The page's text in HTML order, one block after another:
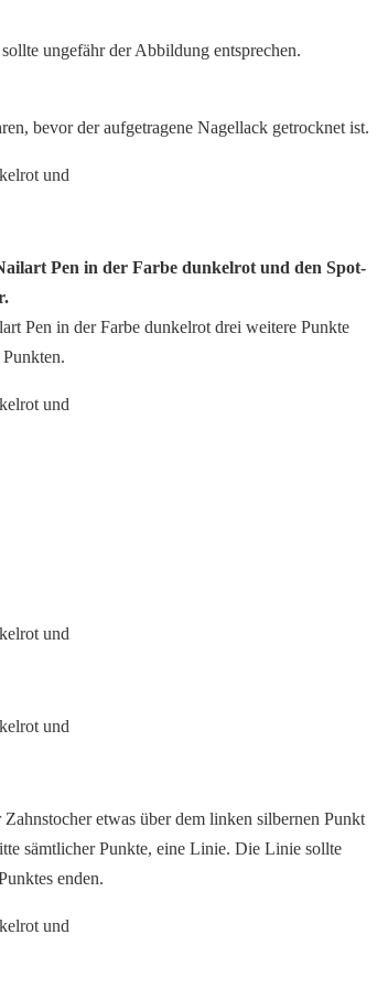
ungefähr der Abbildung entsprechen.
bevor der aufgetragene Nagellack getrocknet ist.
Pen in der Farbe dunkelrot und den Spot-
Pen in der Farbe dunkelrot drei weitere Punkte
etwas über dem linken silbernen Punkt
sämtlicher Punkte, eine Linie. Die Linie sollte
enden.